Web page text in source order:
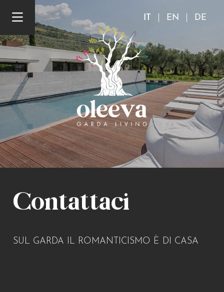
EN DE
Contattaci
SUL GARDA IL ROMANTICISMO È DI CASA